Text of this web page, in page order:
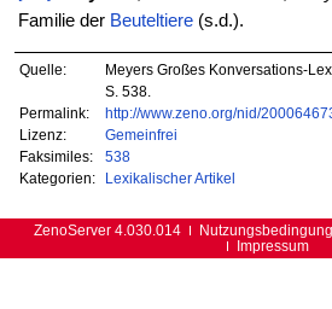
Familie der Beuteltiere(s.d.).
Quelle:
Meyers Großes Konversations-
S. 538.
Permalink:
http://www.zeno.org/nid/
Lizenz:
Gemeinfrei
Faksimiles:
538
Kategorien:
Lexikalischer Artikel
ZenoServer 4.030.014
Impressum